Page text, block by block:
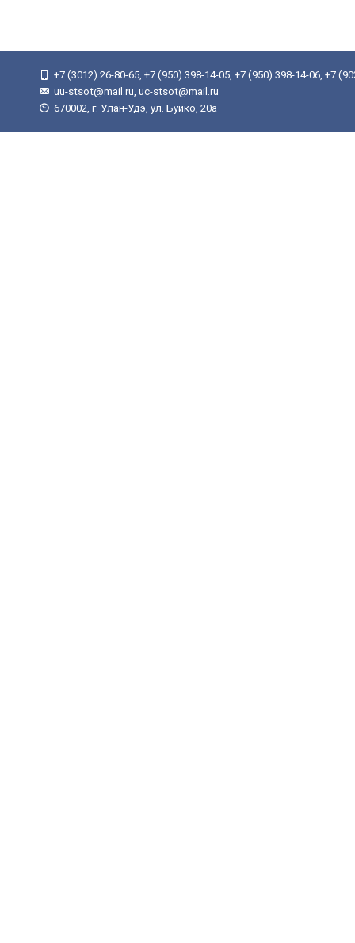
+7 (3012) 26-80-65, +7 (950) 398-14-05, +7 (950) 398-14-06, +7
uu-stsot@mail.ru, uc-stsot@mail.ru
670002, г. Улан-Удэ, ул. Буйко, 20а